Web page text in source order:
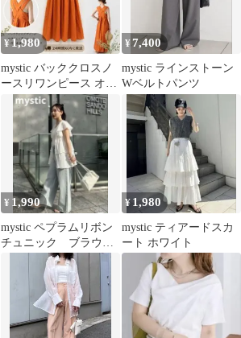
¥1,980
mystic バッククロスノ
ースリワンピース オレ
ンジ
¥7,400
mystic ラインストーン
Wベルトパンツ
¥ 1,990
mystic ペプラムリボン
チュニック ブラウ
ス チュニック トッ
プス 半袖
¥ 1,980
mystic ティアードスカ
ート ホワイト